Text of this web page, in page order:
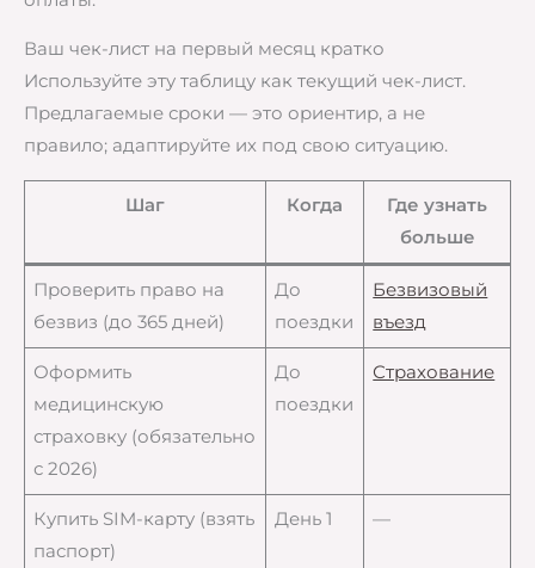
Ваш чек-лист на первый месяц кратко
Используйте эту таблицу как текущий чек-лист.
Предлагаемые сроки — это ориентир, а не
правило; адаптируйте их под свою ситуацию.
Шаг Когда
Где узнать
больше
Проверить право на
безвиз (до 365 дней)
До
поездки
Безвизовый
въезд
Оформить
медицинскую
страховку (обязательно
с 2026)
До
поездки
Страхование
Купить SIM-карту (взять
паспорт)
День 1 —